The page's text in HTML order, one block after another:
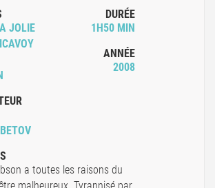
JOLIE
DURÉE
1H50 MIN
ANNÉE
2008
a toutes les raisons du